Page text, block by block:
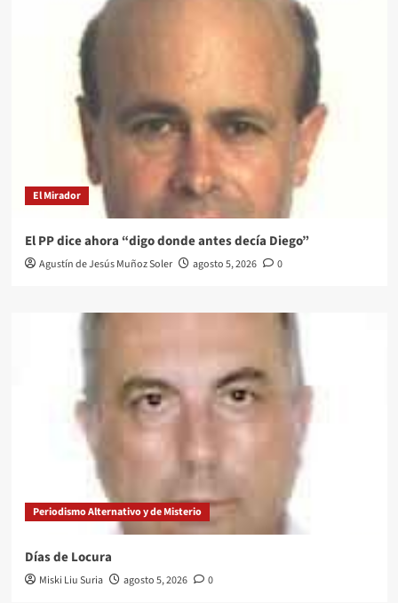
El Mirador
El PP dice ahora “digo donde antes decía Diego”
Agustín de Jesús Muñoz Soler agosto 5, 2026 0
Periodismo Alternativo y de Misterio
Días de Locura
Miski Liu Suria agosto 5, 2026 0